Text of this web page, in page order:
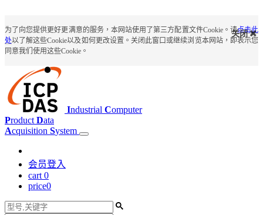
为了向您提供更好更满意的服务，本网站使用了第三方配置文件Cookie。请点击此
处以了解这些Cookie以及如何更改设置。关闭此窗口或继续浏览本网站，即表示您
同意我们使用这些Cookie。
关闭
Industrial Computer
Product Data
Acquisition System
会员登入
cart 0
price0